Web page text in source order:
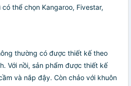
thể chọn Kangaroo, Fivestar,
thường có được thiết kế theo
Với nồi, sản phẩm được thiết kế
và nắp đậy. Còn chảo với khuôn